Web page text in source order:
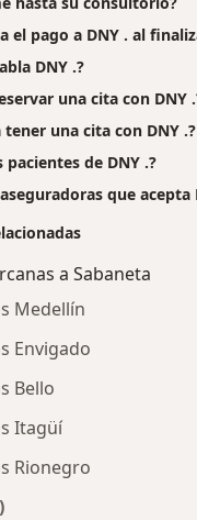
el pago a DNY . al
DNY .?
una cita con DNY
una cita con DNY .?
de DNY .?
que acepta
a Sabaneta
Medellín
Envigado
Bello
Itagüí
Rionegro